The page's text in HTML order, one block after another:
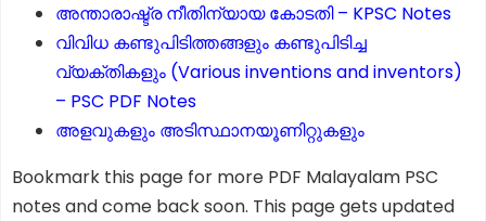
അന്താരാഷ്ട്ര നീതിന്യായ കോടതി – KPSC Notes
വിവിധ കണ്ടുപിടിത്തങ്ങളും കണ്ടുപിടിച്ച
വ്യക്തികളും (Various inventions and inventors)
– PSC PDF Notes
അളവുകളും അടിസ്ഥാനയൂണിറ്റുകളും
Bookmark this page for more PDF Malayalam PSC
notes and come back soon. This page gets updated